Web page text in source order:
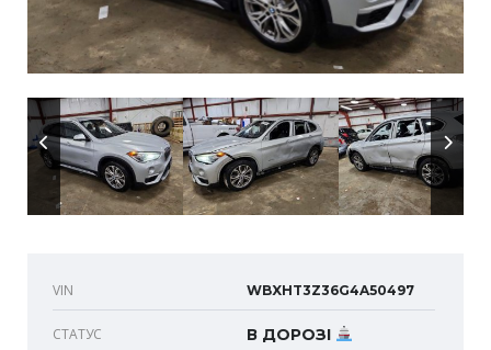
VIN WBXHT3Z36G4A50497
СТАТУС В ДОРОЗІ